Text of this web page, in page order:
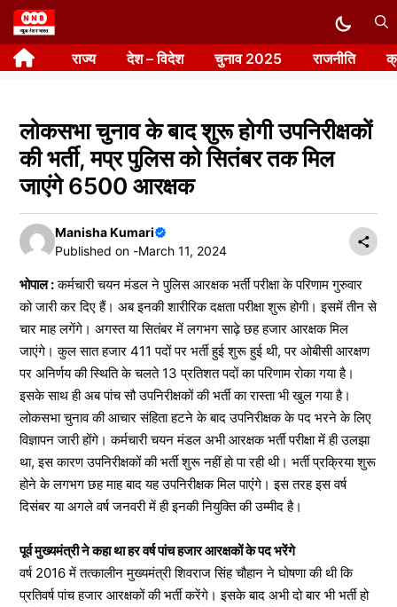
Skip
to
content राज्य देश – विदेश चुनाव 2025 राजनीति
लोकसभा चुनाव के बाद शुरू होगी उपनिरीक्षकों
की भर्ती, मप्र पुलिस को सितंबर तक मिल
जाएंगे 6500 आरक्षक
Manisha Kumari
Published on -March 11, 2024
भोपाल :कर्मचारी चयन मंडल ने पुलिस आरक्षक भर्ती परीक्षा के परिणाम गुरुवार
को जारी कर दिए हैं। अब इनकी शारीरिक दक्षता परीक्षा शुरू होगी। इसमें तीन से
चार माह लगेंगे। अगस्त या सितंबर में लगभग साढ़े छह हजार आरक्षक मिल
जाएंगे। कुल सात हजार 411 पदों पर भर्ती हुई शुरू हुई थी, पर ओबीसी आरक्षण
पर अनिर्णय की स्थिति के चलते 13 प्रतिशत पदों का परिणाम रोका गया है।
इसके साथ ही अब पांच सौ उपनिरीक्षकों की भर्ती का रास्ता भी खुल गया है।
लोकसभा चुनाव की आचार संहिता हटने के बाद उपनिरीक्षक के पद भरने के लिए
विज्ञापन जारी होंगे। कर्मचारी चयन मंडल अभी आरक्षक भर्ती परीक्षा में ही उलझा
था, इस कारण उपनिरीक्षकों की भर्ती शुरू नहीं हाे पा रही थी। भर्ती प्रक्रिया शुरू
होने के लगभग छह माह बाद यह उपनिरीक्षक मिल पाएंंगे। इस तरह इस वर्ष
दिसंबर या अगले वर्ष जनवरी में ही इनकी नियुक्ति की उम्मीद है।
पूर्व मुख्यमंत्री ने कहा था हर वर्ष पांच हजार आरक्षकों के पद भरेंगे
वर्ष 2016 में तत्कालीन मुख्यमंत्री शिवराज सिंह चौहान ने घोषणा की थी कि
प्रतिवर्ष पांच हजार आरक्षकों की भर्ती करेंगे। इसके बाद अभी दो बार भी भर्ती हो